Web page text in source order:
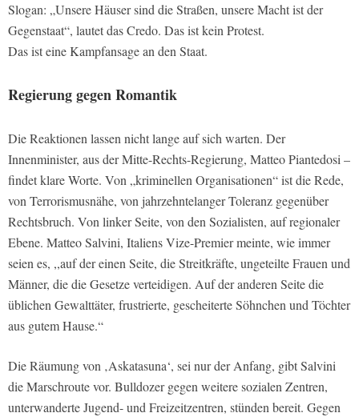
Slogan: „Unsere Häuser sind die Straßen, unsere Macht ist der
Gegenstaat“, lautet das Credo. Das ist kein Protest.
Das ist eine Kampfansage an den Staat.
Regierung gegen Romantik
Die Reaktionen lassen nicht lange auf sich warten. Der
Innenminister, aus der Mitte-Rechts-Regierung, Matteo Piantedosi –
findet klare Worte. Von „kriminellen Organisationen“ ist die Rede,
von Terrorismusnähe, von jahrzehntelanger Toleranz gegenüber
Rechtsbruch. Von linker Seite, von den Sozialisten, auf regionaler
Ebene. Matteo Salvini, Italiens Vize-Premier meinte, wie immer
seien es, ,,auf der einen Seite, die Streitkräfte, ungeteilte Frauen und
Männer, die die Gesetze verteidigen. Auf der anderen Seite die
üblichen Gewalttäter, frustrierte, gescheiterte Söhnchen und Töchter
aus gutem Hause.“
Die Räumung von ‚Askatasuna‘, sei nur der Anfang, gibt Salvini
die Marschroute vor. Bulldozer gegen weitere sozialen Zentren,
unterwanderte Jugend- und Freizeitzentren, stünden bereit. Gegen